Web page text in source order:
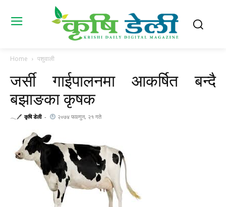
Home पशुवाली
जर्सी गाईपालनमा आकर्षित बन्दै
बझाङका कृषक
𓂃🖊 कृषि डेली - २०७४ फाल्गुन, २१ गते